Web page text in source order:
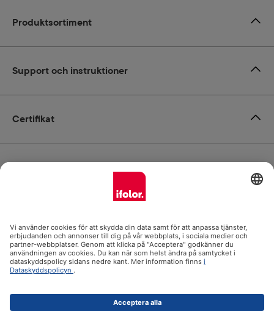
Certifikat
Produktsortiment
Support och instruktioner
ifolor.se i